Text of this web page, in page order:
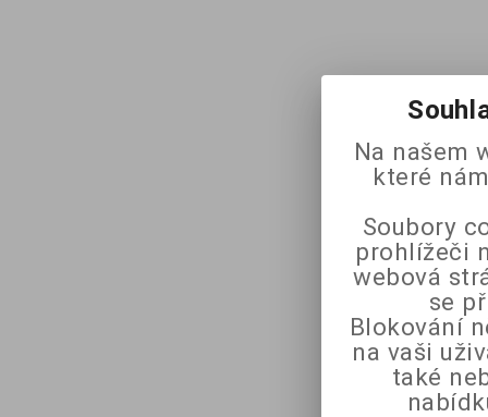
Na našem
které
Soubory
prohlížeči
webová
se
Blokování
na vaši
také